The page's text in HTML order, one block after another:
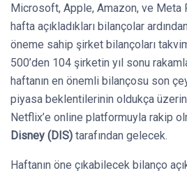
Microsoft, Apple, Amazon, ve Meta
hafta açıkladıkları bilançolar
öneme sahip şirket bilançoları
500’den 104 şirketin yıl sonu
haftanın en önemli bilançosu son
piyasa beklentilerinin oldukça
Netflix’e online platformuyla rakip
Disney (DIS) tarafından gelecek.
Haftanın öne çıkabilecek bilanço